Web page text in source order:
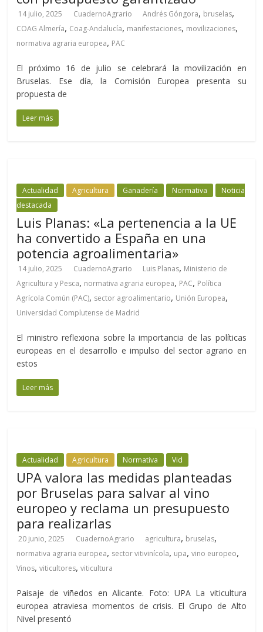
14 julio, 2025 CuadernoAgrario Andrés Góngora, bruselas,
COAG Almería, Coag-Andalucía, manifestaciones, movilizaciones,
normativa agraria europea, PAC
El próximo 16 de julio se celebrará la movilización en
Bruselas. Ese día, la Comisión Europea presenta su
propuesta de
Leer más
Actualidad Agricultura Ganadería Normativa
Noticia
destacada
Luis Planas: «La pertenencia a la UE
ha convertido a España en una
potencia agroalimentaria»
14 julio, 2025 CuadernoAgrario Luis Planas, Ministerio de
Agricultura y Pesca, normativa agraria europea, PAC, Política
Agrícola Común (PAC), sector agroalimentario, Unión Europea,
Universidad Complutense de Madrid
El ministro reflexiona sobre la importancia de las políticas
europeas en el desarrollo e impulso del sector agrario en
estos
Leer más
Actualidad Agricultura Normativa Vid
UPA valora las medidas planteadas
por Bruselas para salvar al vino
europeo y reclama un presupuesto
para realizarlas
20 junio, 2025 CuadernoAgrario agricultura, bruselas,
normativa agraria europea, sector vitivinícola, upa,vino europeo,
Vinos,viticultores,viticultura
Paisaje de viñedos en Alicante. Foto: UPA La viticultura
europea atraviesa momentos de crisis. El Grupo de Alto
Nivel presentó